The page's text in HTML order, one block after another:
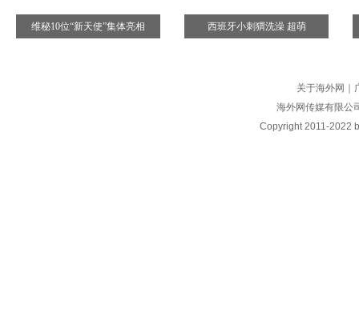
维秘10位“新天使”集体亮相 西班牙小刺猬洗澡 超萌
关于海外网
海外网传媒有限公
Copyright2011-2022